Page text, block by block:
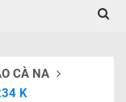
CÀ NA
K